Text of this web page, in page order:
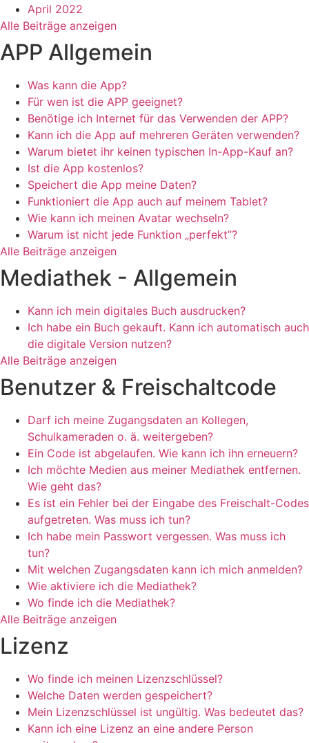
April 2022
Alle Beiträge anzeigen
APP Allgemein
Was kann die App?
Für wen ist die APP geeignet?
Benötige ich Internet für das Verwenden der APP?
Kann ich die App auf mehreren Geräten verwenden?
Warum bietet ihr keinen typischen In-App-Kauf an?
Ist die App kostenlos?
Speichert die App meine Daten?
Funktioniert die App auch auf meinem Tablet?
Wie kann ich meinen Avatar wechseln?
Warum ist nicht jede Funktion „perfekt”?
Alle Beiträge anzeigen
Mediathek - Allgemein
Kann ich mein digitales Buch ausdrucken?
Ich habe ein Buch gekauft. Kann ich automatisch auch
die digitale Version nutzen?
Alle Beiträge anzeigen
Benutzer & Freischaltcode
Darf ich meine Zugangsdaten an Kollegen,
Schulkameraden o. ä. weitergeben?
Ein Code ist abgelaufen. Wie kann ich ihn erneuern?
Ich möchte Medien aus meiner Mediathek entfernen.
Wie geht das?
Es ist ein Fehler bei der Eingabe des Freischalt-Codes
aufgetreten. Was muss ich tun?
Ich habe mein Passwort vergessen. Was muss ich
tun?
Mit welchen Zugangsdaten kann ich mich anmelden?
Wie aktiviere ich die Mediathek?
Wo finde ich die Mediathek?
Alle Beiträge anzeigen
Lizenz
Wo finde ich meinen Lizenzschlüssel?
Welche Daten werden gespeichert?
Mein Lizenzschlüssel ist ungültig. Was bedeutet das?
Kann ich eine Lizenz an eine andere Person